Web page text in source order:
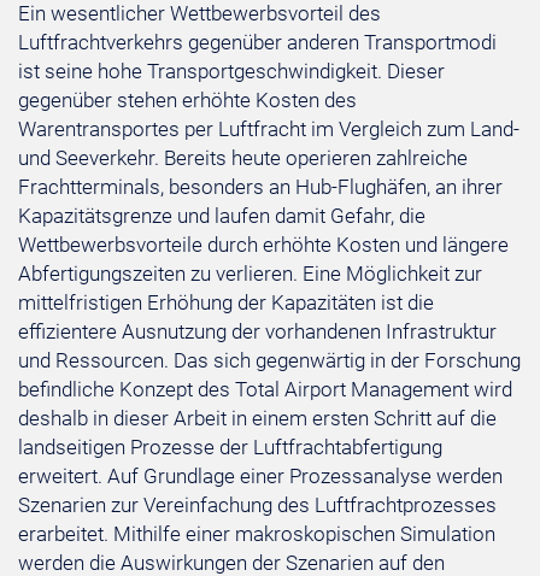
Ein wesentlicher Wettbewerbsvorteil des
Luftfrachtverkehrs gegenüber anderen Transportmodi
ist seine hohe Transportgeschwindigkeit. Dieser
gegenüber stehen erhöhte Kosten des
Warentransportes per Luftfracht im Vergleich zum Land-
und Seeverkehr. Bereits heute operieren zahlreiche
Frachtterminals, besonders an Hub-Flughäfen, an ihrer
Kapazitätsgrenze und laufen damit Gefahr, die
Wettbewerbsvorteile durch erhöhte Kosten und längere
Abfertigungszeiten zu verlieren. Eine Möglichkeit zur
mittelfristigen Erhöhung der Kapazitäten ist die
effizientere Ausnutzung der vorhandenen Infrastruktur
und Ressourcen. Das sich gegenwärtig in der Forschung
befindliche Konzept des Total Airport Management wird
deshalb in dieser Arbeit in einem ersten Schritt auf die
landseitigen Prozesse der Luftfrachtabfertigung
erweitert. Auf Grundlage einer Prozessanalyse werden
Szenarien zur Vereinfachung des Luftfrachtprozesses
erarbeitet. Mithilfe einer makroskopischen Simulation
werden die Auswirkungen der Szenarien auf den